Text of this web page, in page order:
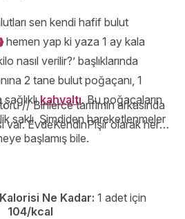
sen kendi hafif bulut
hemen yap ki yaza 1 ay kala
nasıl verilir?’ başlıklarında
2 tane bulut poğaçanı, 1
kahvaltı. Bu poğaçaların
saklı. Şimdiden hareketlenmeler
başlamış bile.
// Binlerce tarifimin arkasında
var. EvdeKendinPişir olarak her
özenle anlatıyor;
Ne Kadar: 1 adet için
104/kcal